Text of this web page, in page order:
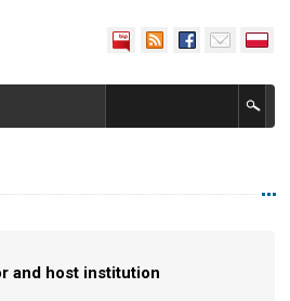
and host institution